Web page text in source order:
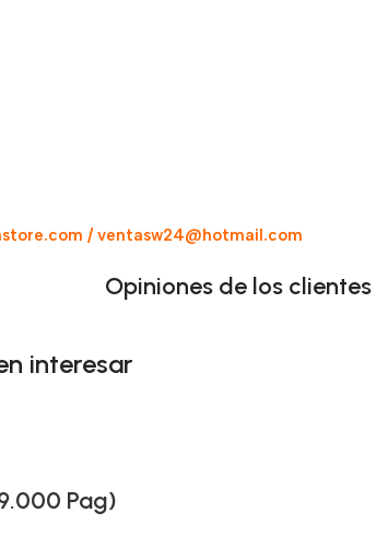
/ ventasw24@hotmail.com
Opiniones de los clientes
interesar
Pag)